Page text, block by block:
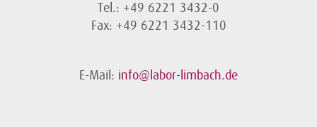
Tel.: +49 6221 3432-0
Fax: +49 6221 3432-110
E-Mail: info@labor-limbach.de